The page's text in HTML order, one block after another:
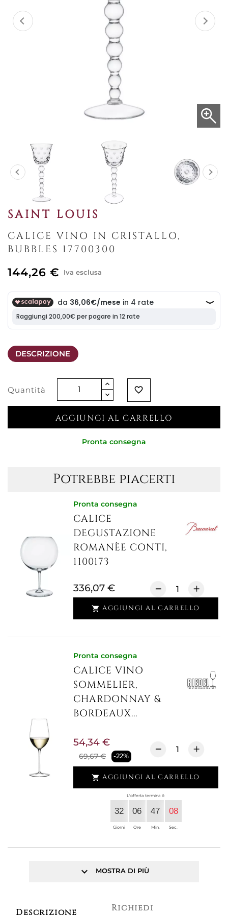
SAINT LOUIS
CALICE VINO IN CRISTALLO,
BUBBLES 17700300
144,26 € Iva esclusa
DESCRIZIONE
Quantità favorite_border
AGGIUNGI AL CARRELLO
Pronta consegna
Potrebbe piacerti
Pronta consegna
CALICE
DEGUSTAZIONE
ROMANÈE CONTI,
1100173
336,07 €
 AGGIUNGI AL CARRELLO
Pronta consegna
CALICE VINO
SOMMELIER,
CHARDONNAY &
BORDEAUX...
69,67 € -22%
54,34 €
 AGGIUNGI AL CARRELLO
L'offerta termina il:
32
Giorni
06
Ore
47
Min.
07
Sec.
keyboard_arrow_down MOSTRA DI PIÙ
Descrizione
Richiedi